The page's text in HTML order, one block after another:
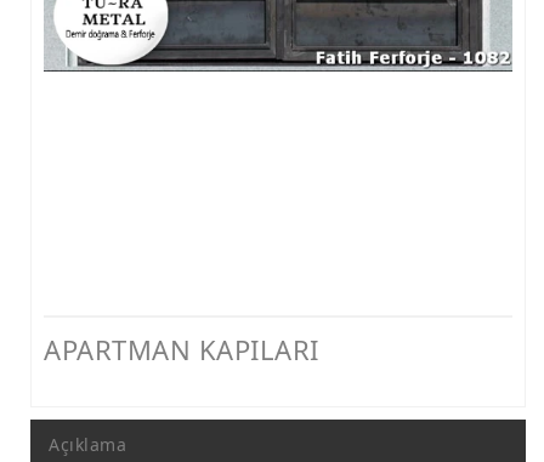
APARTMAN KAPILARI
Açıklama